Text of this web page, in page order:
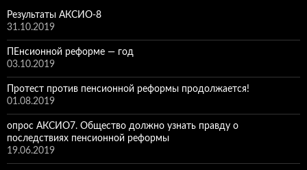
Результаты АКСИО-8
31.10.2019
ПЕнсионной реформе — год
03.10.2019
Протест против пенсионной реформы продолжается!
01.08.2019
опрос АКСИО7. Общество должно узнать правду о
последствиях пенсионной реформы
19.06.2019